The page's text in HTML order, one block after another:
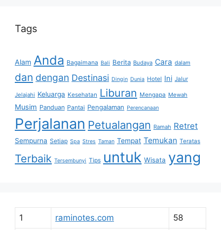
Tags
Alam Anda Bagaimana Bali Berita Budaya Cara dalam
dan dengan Destinasi Dingin Dunia Hotel Ini Jalur
Jelajahi Keluarga Kesehatan Liburan Mengapa Mewah
Musim Panduan Pantai Pengalaman Perencanaan
Perjalanan Petualangan Ramah Retret
Sempurna Setiap Spa Stres Taman Tempat Temukan Teratas
Terbaik Tersembunyi Tips untuk Wisata yang
1 raminotes.com 58